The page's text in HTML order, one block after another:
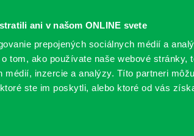
ani v našom ONLINE svete
prepojených sociálnych médií a
tom, ako používate naše webové stránky,
inzercie a analýzy. Títo partneri môžu
ste im poskytli, alebo ktoré od vás
POBOČKY O KNIŽNICI